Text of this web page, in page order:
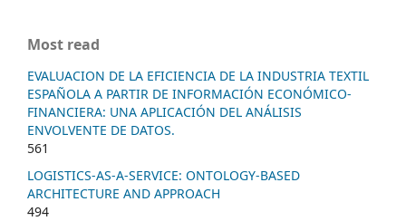
Most read
EVALUACION DE LA EFICIENCIA DE LA INDUSTRIA TEXTIL
ESPAÑOLA A PARTIR DE INFORMACIÓN ECONÓMICO-
FINANCIERA: UNA APLICACIÓN DEL ANÁLISIS
ENVOLVENTE DE DATOS.
561
LOGISTICS-AS-A-SERVICE: ONTOLOGY-BASED
ARCHITECTURE AND APPROACH
494